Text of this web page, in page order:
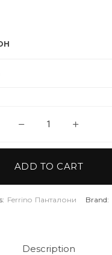
Панталон
ADD TO CART
Ferrino Панталони Brand:
Description